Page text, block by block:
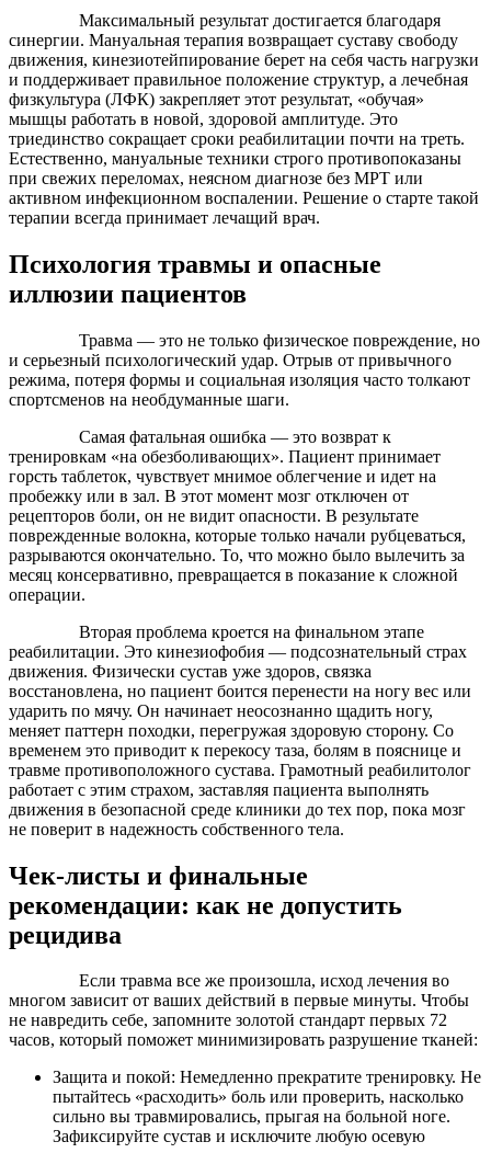
Максимальный результат достигается благодаря
синергии. Мануальная терапия возвращает суставу свободу
движения, кинезиотейпирование берет на себя часть нагрузки
и поддерживает правильное положение структур, а лечебная
физкультура (ЛФК) закрепляет этот результат, «обучая»
мышцы работать в новой, здоровой амплитуде. Это
триединство сокращает сроки реабилитации почти на треть.
Естественно, мануальные техники строго противопоказаны
при свежих переломах, неясном диагнозе без МРТ или
активном инфекционном воспалении. Решение о старте такой
терапии всегда принимает лечащий врач.
Психология травмы и опасные
иллюзии пациентов
Травма — это не только физическое повреждение, но
и серьезный психологический удар. Отрыв от привычного
режима, потеря формы и социальная изоляция часто толкают
спортсменов на необдуманные шаги.
Самая фатальная ошибка — это возврат к
тренировкам «на обезболивающих». Пациент принимает
горсть таблеток, чувствует мнимое облегчение и идет на
пробежку или в зал. В этот момент мозг отключен от
рецепторов боли, он не видит опасности. В результате
поврежденные волокна, которые только начали рубцеваться,
разрываются окончательно. То, что можно было вылечить за
месяц консервативно, превращается в показание к сложной
операции.
Вторая проблема кроется на финальном этапе
реабилитации. Это кинезиофобия — подсознательный страх
движения. Физически сустав уже здоров, связка
восстановлена, но пациент боится перенести на ногу вес или
ударить по мячу. Он начинает неосознанно щадить ногу,
меняет паттерн походки, перегружая здоровую сторону. Со
временем это приводит к перекосу таза, болям в пояснице и
травме противоположного сустава. Грамотный реабилитолог
работает с этим страхом, заставляя пациента выполнять
движения в безопасной среде клиники до тех пор, пока мозг
не поверит в надежность собственного тела.
Чек-листы и финальные
рекомендации: как не допустить
рецидива
Если травма все же произошла, исход лечения во
многом зависит от ваших действий в первые минуты. Чтобы
не навредить себе, запомните золотой стандарт первых 72
часов, который поможет минимизировать разрушение тканей:
Защита и покой: Немедленно прекратите тренировку. Не
пытайтесь «расходить» боль или проверить, насколько
сильно вы травмировались, прыгая на больной ноге.
Зафиксируйте сустав и исключите любую осевую